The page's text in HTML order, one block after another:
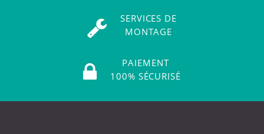
SERVICES DE
MONTAGE
PAIEMENT
100% SÉCURISÉ